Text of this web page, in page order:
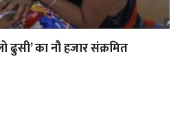
ढुसी’ का नौ हजार संक्रमित